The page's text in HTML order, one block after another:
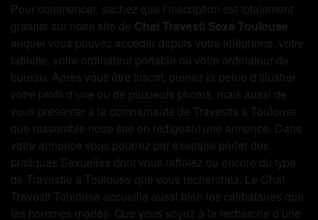
Pour commencer, sachez que l’inscription est totalement
gratuite sur notre site de Chat Travesti Sexe Toulouse
auquel vous pouvez accéder depuis votre téléphone, votre
tablette, votre ordinateur portable ou votre ordinateur de
bureau. Après vous être inscrit, prenez la peine d’illustrer
votre profil d’une ou de plusieurs photos, mais aussi de
vous présenter à la communauté de Travestis à Toulouse
que rassemble notre site en rédigeant une annonce. Dans
votre annonce vous pourrez par exemple parler des
pratiques Sexuelles dont vous raffolez ou encore du type
de Travestie à Toulouse que vous recherchez. Le Chat
Travesti Toulouse accueille aussi bien les célibataires que
les hommes mariés. Que vous soyez à la recherche d’une